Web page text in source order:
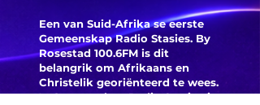
Een van Suid-Afrika se eerste
Gemeenskap Radio Stasies. By
Rosestad 100.6FM is dit
belangrik om Afrikaans en
Christelik georiënteerd te wees.
'n Gemeenskap Radio Stasie vir